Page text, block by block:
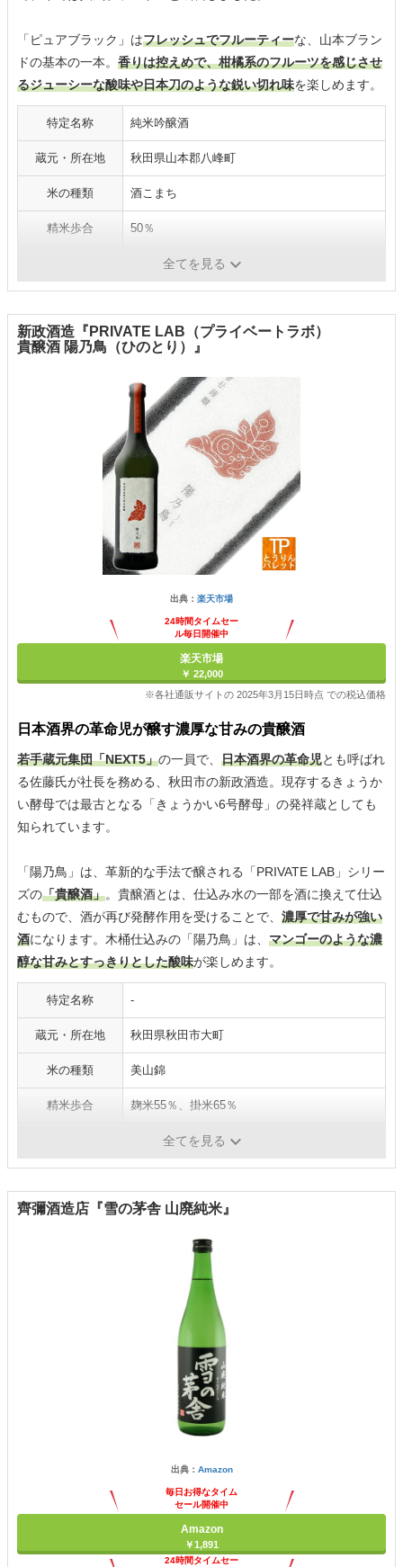
「ピュアブラック」はフレッシュでフルーティーな、山本ブラン
ドの基本の一本。 香りは控えめで、柑橘系のフルーツを感じさせ
るジューシーな酸味や日本刀のような鋭い切れ味を楽しめます。
特定名称 純米吟醸酒
蔵元・所在地 秋田県山本郡八峰町
米の種類 酒こまち
精米歩合 50％
全てを見る
新政酒造『PRIVATE LAB（プライベートラボ）
貴醸酒 陽乃鳥（ひのとり）』
出典： 楽天市場
24時間タイムセー
ル毎日開催中
楽天市場
￥ 22,000
※各社通販サイトの 2025年3月15日時点 での税込価格
日本酒界の革命児が醸す濃厚な甘みの貴醸酒
若手蔵元集団「NEXT5」の一員で、 日本酒界の革命児とも呼ばれ
る佐藤氏が社長を務める、秋田市の新政酒造。現存するきょうか
い酵母では最古となる「きょうかい6号酵母」の発祥蔵としても
知られています。
「陽乃鳥」は、革新的な手法で醸される「PRIVATE LAB」シリー
ズの「貴醸酒」。貴醸酒とは、仕込み水の一部を酒に換えて仕込
むもので、酒が再び発酵作用を受けることで、 濃厚で甘みが強い
酒になります。木桶仕込みの「陽乃鳥」は、 マンゴーのような濃
醇な甘みとすっきりとした酸味が楽しめます。
特定名称 -
蔵元・所在地 秋田県秋田市大町
米の種類 美山錦
精米歩合 麹米55％、掛米65％
全てを見る
齊彌酒造店『雪の茅舎 山廃純米』
出典： Amazon
毎日お得なタイム
セール開催中
Amazon
￥1,891
24時間タイムセー